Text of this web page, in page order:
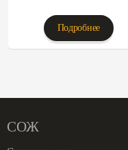
Подробнее
СОЖ